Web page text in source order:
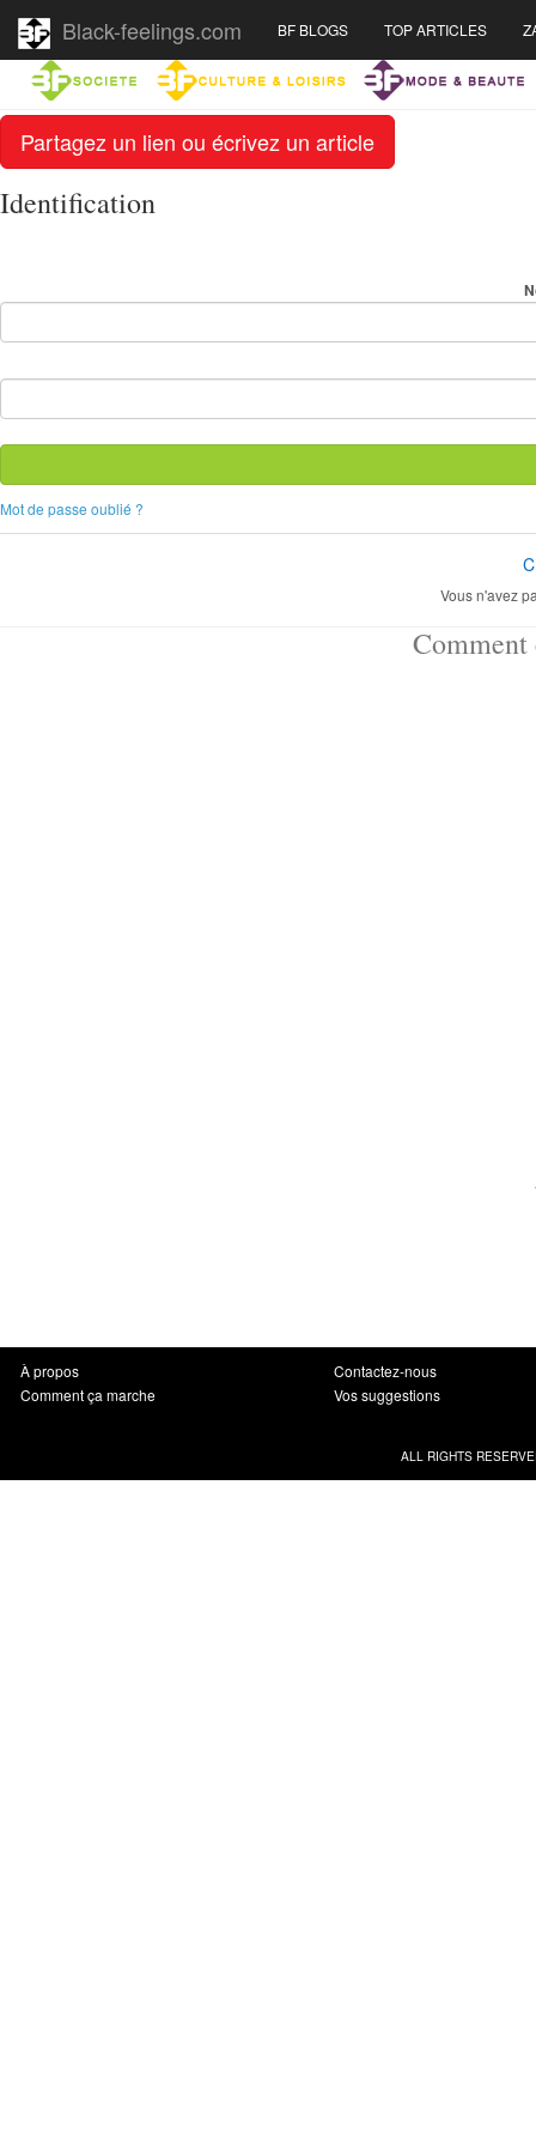
Partagez un lien ou écrivez un article
Black-feelings.com BF BLOGS TOP ARTICLES
Identification
Mot de passe oublié ?
Vous n'avez
Comment
À propos
Comment ça marche
Contactez-nous
Vos suggestions
ALL RIGHTS